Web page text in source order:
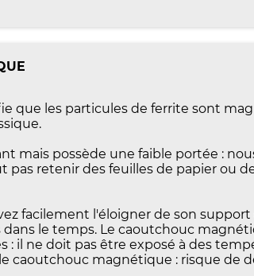
les particules de ferrite sont
mais possède une faible portée :
retenir des feuilles de papier ou
facilement l'éloigner de son
le temps. Le caoutchouc
il ne doit pas être exposé à des
caoutchouc magnétique : risque de